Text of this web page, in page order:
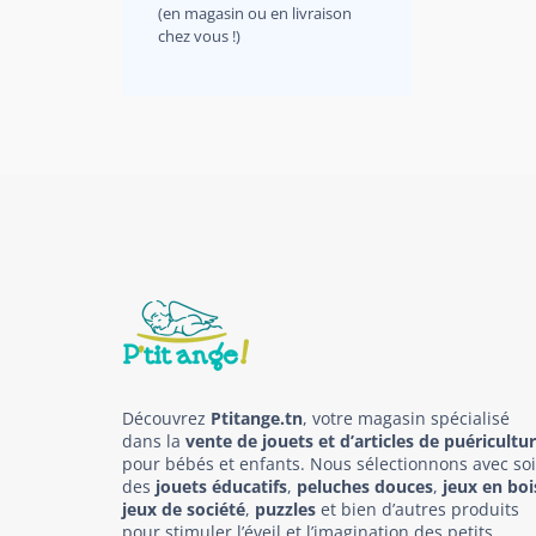
(en magasin ou en livraison
chez vous !)
Découvrez Ptitange.tn, votre magasin spécialisé
dans la vente de jouets et d’articles de
pour bébés et enfants. Nous sélectionnons avec
des jouets éducatifs, peluches douces, jeux en
jeux de société, puzzles et bien d’autres produits